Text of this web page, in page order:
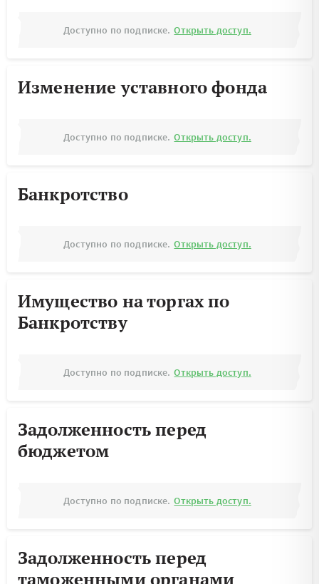
Доступно по подписке. Открыть доступ.
Изменение уставного фонда
Доступно по подписке. Открыть доступ.
Банкротство
Доступно по подписке. Открыть доступ.
Имущество на торгах по
Банкротству
Доступно по подписке. Открыть доступ.
Задолженность перед
бюджетом
Доступно по подписке. Открыть доступ.
Задолженность перед
таможенными органами